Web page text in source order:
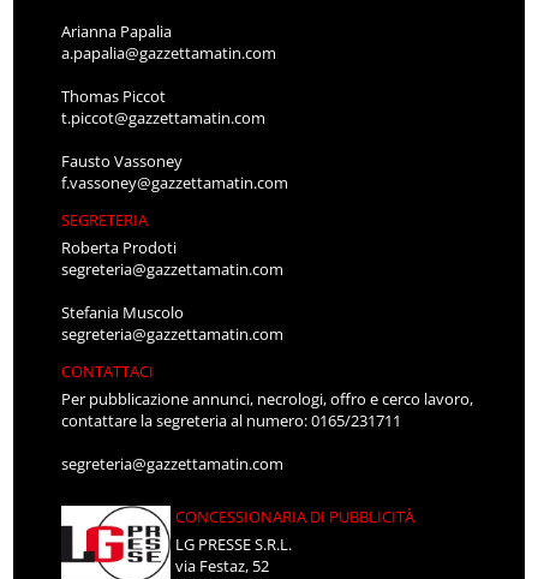
Arianna Papalia
a.papalia@gazzettamatin.com
Thomas Piccot
t.piccot@gazzettamatin.com
Fausto Vassoney
f.vassoney@gazzettamatin.com
SEGRETERIA
Roberta Prodoti
segreteria@gazzettamatin.com
Stefania Muscolo
segreteria@gazzettamatin.com
CONTATTACI
Per pubblicazione annunci, necrologi, offro e cerco lavoro,
contattare la segreteria al numero: 0165/231711
segreteria@gazzettamatin.com
CONCESSIONARIA DI PUBBLICITÀ
LG PRESSE S.R.L.
via Festaz, 52